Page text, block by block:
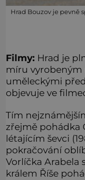
Hrad Bouzov je pevně
Filmy: Hrad je
míru vyrobeným
uměleckými
objevuje ve
Tím
zřejmě pohádka
létajícím ševci
pokračování
Vorlíčka Arabela
králem Říše